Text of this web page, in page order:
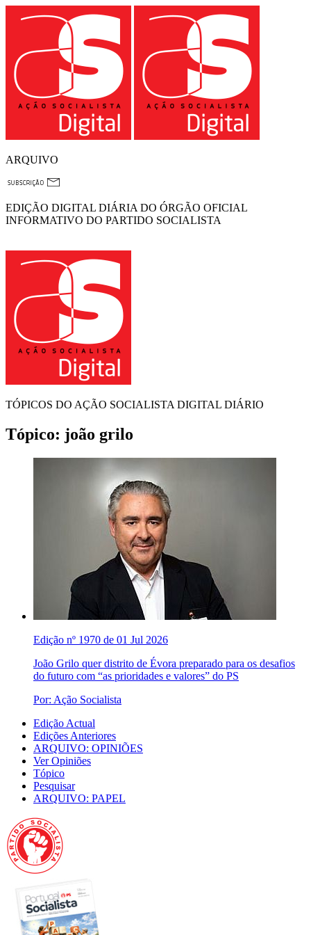
ARQUIVO
EDIÇÃO DIGITAL DIÁRIA DO ÓRGÃO OFICIAL
INFORMATIVO DO PARTIDO SOCIALISTA
TÓPICOS DO AÇÃO SOCIALISTA DIGITAL DIÁRIO
Tópico: joão grilo
Edição nº 1970 de 01 Jul 2026
João Grilo quer distrito de Évora preparado para os desafios
do futuro com “as prioridades e valores” do PS
Por: Ação Socialista
Edição Actual
Edições Anteriores
ARQUIVO: OPINIÕES
Ver Opiniões
Tópico
Pesquisar
ARQUIVO: PAPEL